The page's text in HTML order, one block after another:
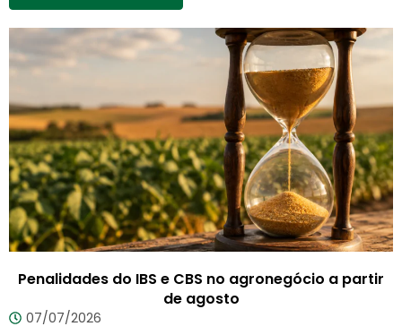
Penalidades do IBS e CBS no agronegócio a partir
de agosto
07/07/2026